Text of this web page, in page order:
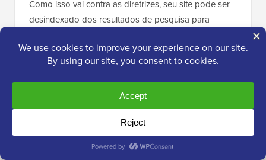
Como isso vai contra as diretrizes, seu site pode ser
desindexado dos resultados de pesquisa para
Você pode verificar problemas de segurança no
Google Search Console acessando a seção
Segurança e Ações Manuais » Problemas de
segurança.